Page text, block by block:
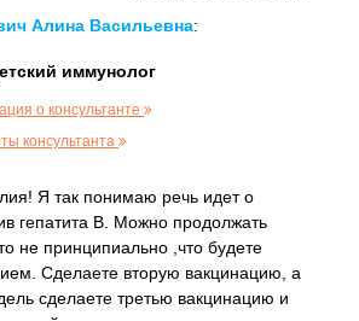
Алина Васильевна:
иммунолог
о консультанте
консультанта
Я так понимаю речь идет о
гепатита В. Можно продолжать
не принципиально ,что будете
Сделаете вторую вакцинацию, а
сделаете третью вакцинацию и